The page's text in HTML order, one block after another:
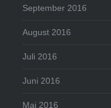
September 2016
August 2016
Juli 2016
Juni 2016
Mai 2016